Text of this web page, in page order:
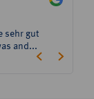
sehr gut
and...